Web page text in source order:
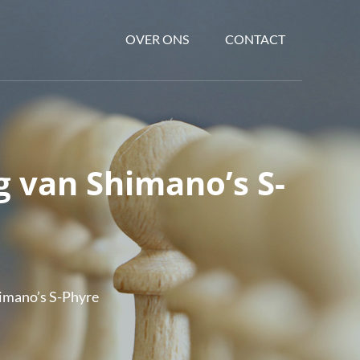
OVER ONS CONTACT
Shimano’s S-
S-Phyre